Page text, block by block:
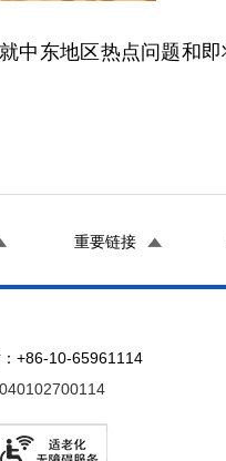
中东地区热点问题和
重要链接
+86-10-65961114